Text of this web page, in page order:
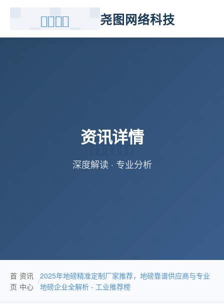
尧图网络科技
资讯详情
深度解读 · 专业分析
首
页
资讯
中心
/
2025年地磅精准定制厂家推荐，地磅靠谱供应商与专业
地磅企业全解析 - 工业推荐榜